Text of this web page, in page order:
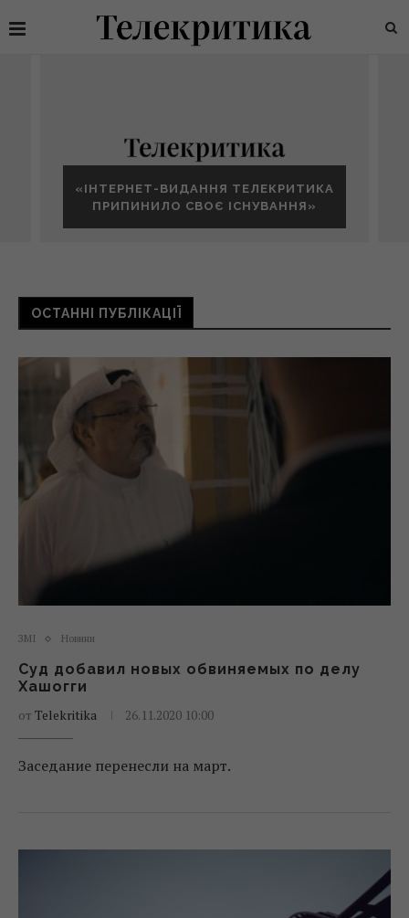
«ІНТЕРНЕТ-ВИДАННЯ ТЕЛЕКРИТИКА
ПРИПИНИЛО СВОЄ ІСНУВАННЯ»
ОСТАННІ ПУБЛІКАЦІЇ
ЗМІ Новини
Суд добавил новых обвиняемых по делу
Хашогги
от Telekritika 26.11.2020 10:00
Заседание перенесли на март.